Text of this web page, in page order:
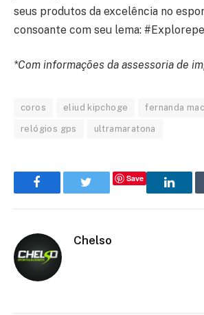
seus produtos da excelência no
consoante com seu lema:
*Com informações da assessoria de
coros eliud kipchoge fernanda
relógios gps ultramaratona
Facebook TwitterSave
Chelso